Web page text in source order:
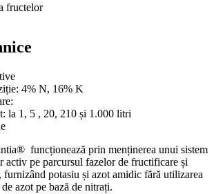
fructelor
4% N, 16% K
la 1, 5 , 20, 210 și 1.000 litri
funcționează prin menținerea unui sistem
activ pe parcursul fazelor de fructificare și
furnizând potasiu și azot amidic fără utilizarea
azot pe bază de nitrați.